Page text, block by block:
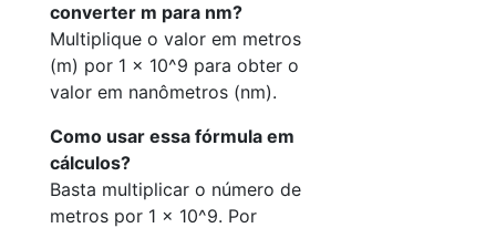
converter m para nm?
Multiplique o valor em metros
(m) por 1 × 10^9 para obter o
valor em nanômetros (nm).
Como usar essa fórmula em
cálculos?
Basta multiplicar o número de
metros por 1 × 10^9. Por